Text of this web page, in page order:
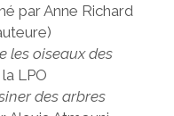
par Anne Richard
les oiseaux des
LPO
des arbres